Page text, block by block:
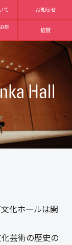
て お知らせ
年
協賛
化ホールは開
芸術の歴史の